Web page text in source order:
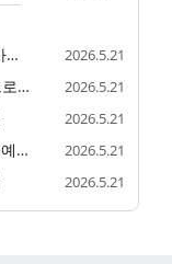
라온호텔앤리조트 객실 가격 부대시설 가족 숙소 정리 2026.5.21
산성어린이도서관 운영시간 이용방법 프로그램 정리 2026.5.21
2026.5.21
포스플렉스 수영장 - 이용요금·운영시간·예약 안내 2026.5.21
2026.5.21